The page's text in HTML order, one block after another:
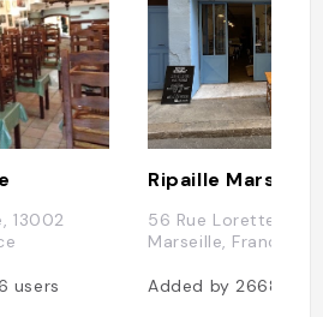
13002
users
Ripaille Marseille
56 Rue Lorette,
Marseille, France
Added by2668